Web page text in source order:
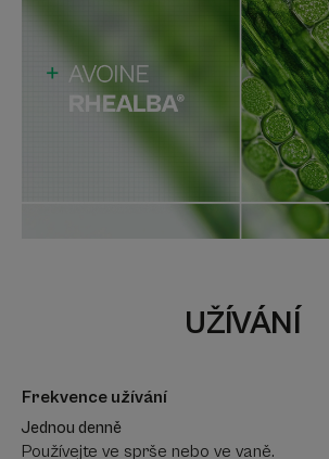
UŽÍVÁNÍ
Frekvence užívání
Jednou denně
Používejte ve sprše nebo ve vaně.